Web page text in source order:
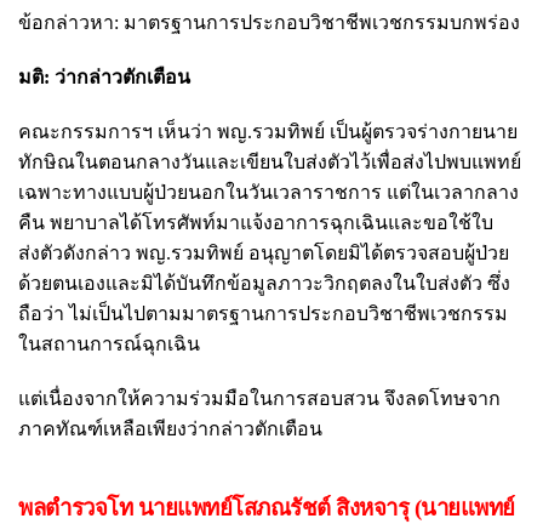
ข้อกล่าวหา: มาตรฐานการประกอบวิชาชีพเวชกรรมบกพร่อง
มติ: ว่ากล่าวตักเตือน
คณะกรรมการฯ เห็นว่า พญ.รวมทิพย์ เป็นผู้ตรวจร่างกายนาย
ทักษิณในตอนกลางวันและเขียนใบส่งตัวไว้เพื่อส่งไปพบแพทย์
เฉพาะทางแบบผู้ป่วยนอกในวันเวลาราชการ แต่ในเวลากลาง
คืน พยาบาลได้โทรศัพท์มาแจ้งอาการฉุกเฉินและขอใช้ใบ
ส่งตัวดังกล่าว พญ.รวมทิพย์ อนุญาตโดยมิได้ตรวจสอบผู้ป่วย
ด้วยตนเองและมิได้บันทึกข้อมูลภาวะวิกฤตลงในใบส่งตัว ซึ่ง
ถือว่า ไม่เป็นไปตามมาตรฐานการประกอบวิชาชีพเวชกรรม
ในสถานการณ์ฉุกเฉิน
แต่เนื่องจากให้ความร่วมมือในการสอบสวน จึงลดโทษจาก
ภาคทัณฑ์เหลือเพียงว่ากล่าวตักเตือน
พลตำรวจโท นายแพทย์โสภณรัชต์ สิงหจารุ (นายแพทย์